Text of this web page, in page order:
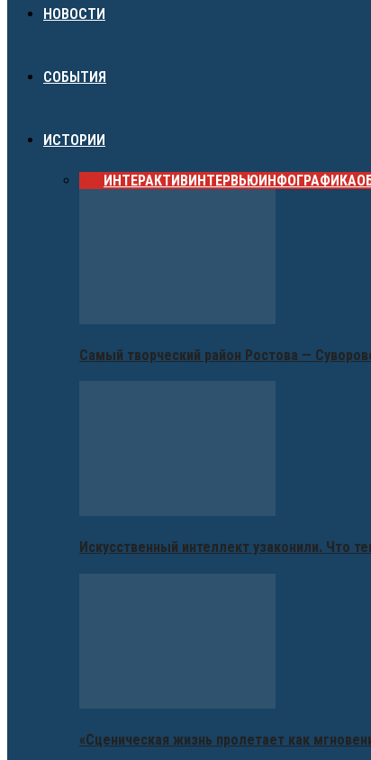
НОВОСТИ
СОБЫТИЯ
ИСТОРИИ
ИНТЕРАКТИВИНТЕРВЬЮИНФОГРАФИКА
Самый творческий район Ростова —
Искусственный интеллект узаконили. Что
«Сценическая жизнь пролетает как